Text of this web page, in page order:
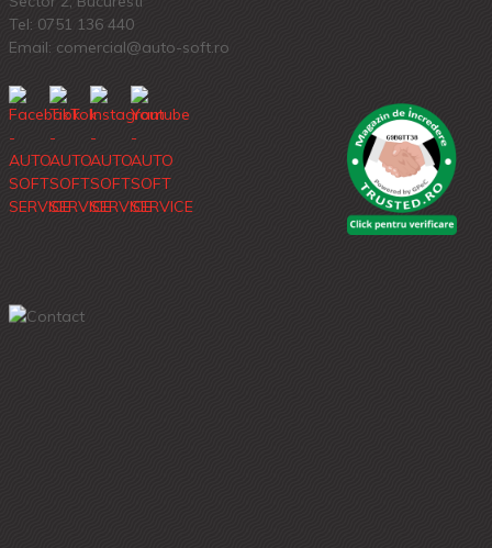
Tel: 0751 136 440
Email: comercial@auto-soft.ro